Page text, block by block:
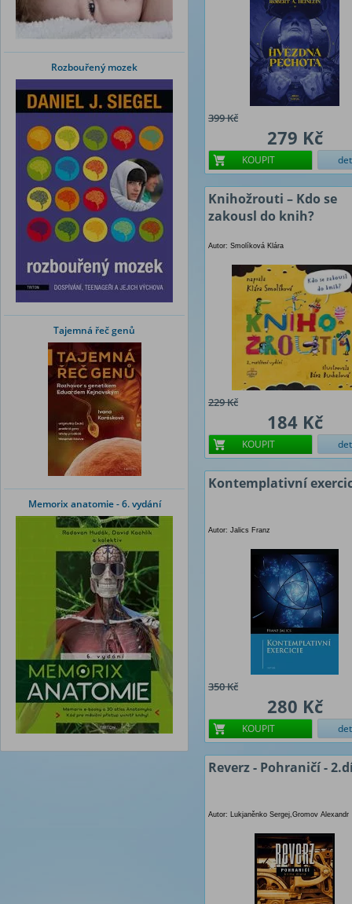
Rozbouřený mozek
Tajemná řeč genů
Memorix anatomie - 6. vydání
399 Kč
279 Kč
KOUPIT
Knihožrouti – Kdo se
zakousl do knih?
Autor: Smolíková Klára
229 Kč
184 Kč
KOUPIT
Kontemplativní
Autor: Jalics Franz
350 Kč
280 Kč
KOUPIT
Reverz - Pohraničí -
Autor: Lukjaněnko Sergej,Gromov Alexandr